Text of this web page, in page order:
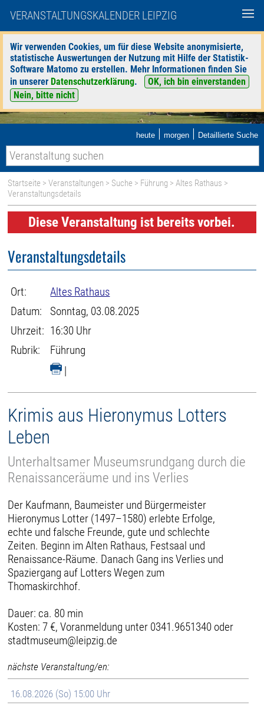
VERANSTALTUNGSKALENDER LEIPZIG
Wir verwenden Cookies, um für diese Website anonymisierte,
statistische Auswertungen der Nutzung mit Hilfe der Statistik-
Software Matomo zu erstellen. Mehr Informationen finden Sie
in unserer Datenschutzerklärung.
OK, ich bin einverstanden
Nein, bitte nicht
heute | morgen | Detaillierte Suche
Startseite >Veranstaltungen > Suche > Führung >Altes Rathaus >
Veranstaltungsdetails
Diese Veranstaltung ist bereits vorbei.
Veranstaltungsdetails
Ort:
Altes Rathaus
Datum:
Sonntag, 03.08.2025
Uhrzeit: 16:30 Uhr
Rubrik:
Führung
|
Krimis aus Hieronymus Lotters
Leben
Unterhaltsamer Museumsrundgang durch die
Renaissanceräume und ins Verlies
Der Kaufmann, Baumeister und Bürgermeister
Hieronymus Lotter (1497–1580) erlebte Erfolge,
echte und falsche Freunde, gute und schlechte
Zeiten. Beginn im Alten Rathaus, Festsaal und
Renaissance-Räume. Danach Gang ins Verlies und
Spaziergang auf Lotters Wegen zum
Thomaskirchhof.
Dauer: ca. 80 min
Kosten: 7 €, Voranmeldung unter 0341.9651340 oder
stadtmuseum@leipzig.de
nächste Veranstaltung/en:
16.08.2026 (So) 15:00 Uhr